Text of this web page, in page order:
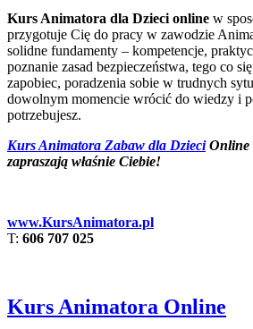
Kurs Animatora dla Dzieci online w
przygotuje Cię do pracy w zawodzie
solidne fundamenty – kompetencje,
poznanie zasad bezpieczeństwa, tego co
zapobiec, poradzenia sobie w trudnych
dowolnym momencie wrócić do wiedzy i
potrzebujesz.
Kurs Animatora Zabaw dla DzieciOnline
zapraszają właśnie Ciebie!
www.KursAnimatora.pl
T: 606 707 025
Kurs Animatora Online